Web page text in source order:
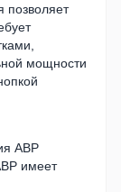
позволяет
мощности
АВР
имеет